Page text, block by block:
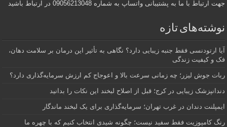
جهت ارتباط با ما به پشتیبانی واتساپ به شماره 09056213048 در ارتباط باشید
نوشته‌های تازه
آیا ارتودنسی فقط جنبه زیبایی دارد؟ نگاهی به تأثیر این درمان بر سلامت دهان،
فک و کیفیت زندگی
ربات جوش لیزر؛ چه زمانی سرعت بالا و اعوجاج کم ارزش سرمایه‌گذاری دارد؟
دندانپزشک زیبایی در کرج؛ قبل از اصلاح لبخند این نکات را بدانید
ایمپلنت دندان در غرب تهران؛ سرمایه‌گذاری برای یک لبخند ماندگار
رنگ کامپوزیت فقط سفید نیست؛ چگونه شیدی انتخاب کنیم که با چهره ما